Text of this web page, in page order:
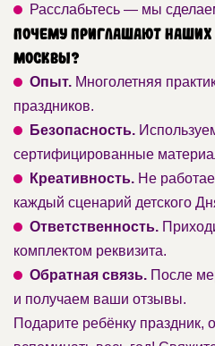
Расслабьтесь — мы
Почему приглашают наших
Москвы?
Опыт. Многолетняя
праздников.
Безопасность.
сертифицированные
Креативность. Не
каждый сценарий детского
Ответственность.
комплектом реквизита.
Обратная связь. После
и получаем ваши отзывы.
Подарите ребёнку праздник,